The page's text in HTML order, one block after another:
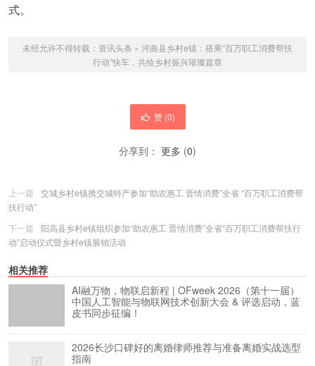
式。
未经允许不得转载： 资讯头条 » 河曲县乡村e镇：搭乘“百万职工消费帮扶
行动”快车，共绘乡村振兴璀璨篇章
赞 (0)
分享到： 更多 (0)
上一篇
交城乡村e镇携交城特产参加“助农惠工 晋情消费”全省 “百万职工消费帮
扶行动”
下一篇
阳高县乡村e镇组织参加“助农惠工 晋情消费”全省“百万职工消费帮扶行
动”启动仪式暨乡村e镇展销活动
相关推荐
AI融万物，物联启新程 | OFweek 2026（第十一届）
中国人工智能与物联网技术创新大会 & 评选启动，蓝
皮书同步征编！
2026长沙口碑好的离婚律师推荐与准备离婚实战选型
指南